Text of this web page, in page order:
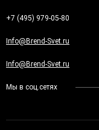
+7 (495) 979-05-80
Info@Brend-Svet.ru
Info@Brend-Svet.ru
Мы в соц.сетях